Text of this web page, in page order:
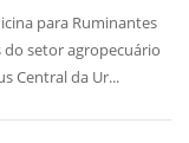
para Ruminantes
setor agropecuário
Central da Ur...